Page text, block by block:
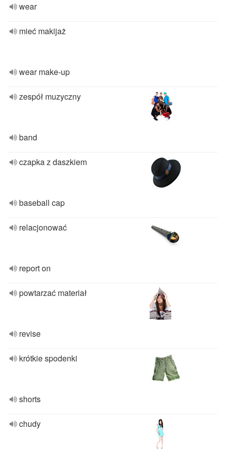
wear
mieć makijaż
wear make-up
zespół muzyczny
band
czapka z daszkiem
baseball cap
relacjonować
report on
powtarzać materiał
revise
krótkie spodenki
shorts
chudy